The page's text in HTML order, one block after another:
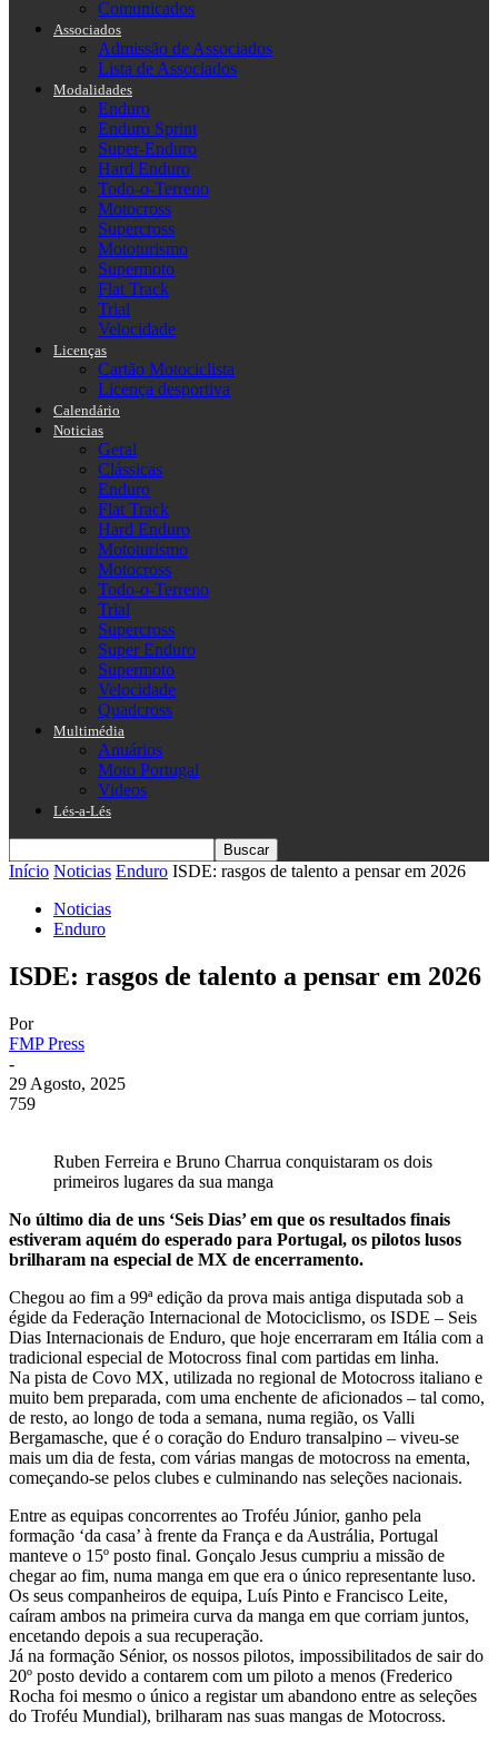
Comunicados
Associados
Admissão de Associados
Lista de Associados
Modalidades
Enduro
Enduro Sprint
Super-Enduro
Hard Enduro
Todo-o-Terreno
Motocross
Supercross
Mototurismo
Supermoto
Flat Track
Trial
Velocidade
Licenças
Cartão Motociclista
Licença desportiva
Calendário
Noticias
Geral
Clássicas
Enduro
Flat Track
Hard Enduro
Mototurismo
Motocross
Todo-o-Terreno
Trial
Supercross
Super Enduro
Supermoto
Velocidade
Quadcross
Multimédia
Anuários
Moto Portugal
Videos
Lés-a-Lés
Início Noticias Enduro ISDE: rasgos de talento a pensar em 2026
Noticias
Enduro
ISDE: rasgos de talento a pensar em 2026
Por
FMP Press
-
29 Agosto, 2025
759
Ruben Ferreira e Bruno Charrua conquistaram os dois
primeiros lugares da sua manga
No último dia de uns ‘Seis Dias’ em que os resultados finais
estiveram aquém do esperado para Portugal, os pilotos lusos
brilharam na especial de MX de encerramento.
Chegou ao fim a 99ª edição da prova mais antiga disputada sob a
égide da Federação Internacional de Motociclismo, os ISDE – Seis
Dias Internacionais de Enduro, que hoje encerraram em Itália com a
tradicional especial de Motocross final com partidas em linha.
Na pista de Covo MX, utilizada no regional de Motocross italiano e
muito bem preparada, com uma enchente de aficionados – tal como,
de resto, ao longo de toda a semana, numa região, os Valli
Bergamasche, que é o coração do Enduro transalpino – viveu-se
mais um dia de festa, com várias mangas de motocross na ementa,
começando-se pelos clubes e culminando nas seleções nacionais.
Entre as equipas concorrentes ao Troféu Júnior, ganho pela
formação ‘da casa’ à frente da França e da Austrália, Portugal
manteve o 15º posto final. Gonçalo Jesus cumpriu a missão de
chegar ao fim, numa manga em que era o único representante luso.
Os seus companheiros de equipa, Luís Pinto e Francisco Leite,
caíram ambos na primeira curva da manga em que corriam juntos,
encetando depois a sua recuperação.
Já na formação Sénior, os nossos pilotos, impossibilitados de sair do
20º posto devido a contarem com um piloto a menos (Frederico
Rocha foi mesmo o único a registar um abandono entre as seleções
do Troféu Mundial), brilharam nas suas mangas de Motocross.